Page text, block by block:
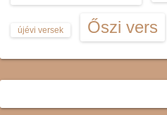
újévi versek Őszi vers